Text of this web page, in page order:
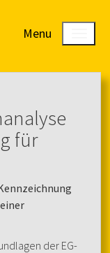
Menu
für
der EG-